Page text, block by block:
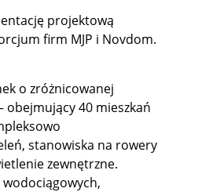
projektową
firm MJP i Novdom.
o zróżnicowanej
obejmujący 40 mieszkań
stanowiska na rowery
zewnętrzne.
wodociągowych,